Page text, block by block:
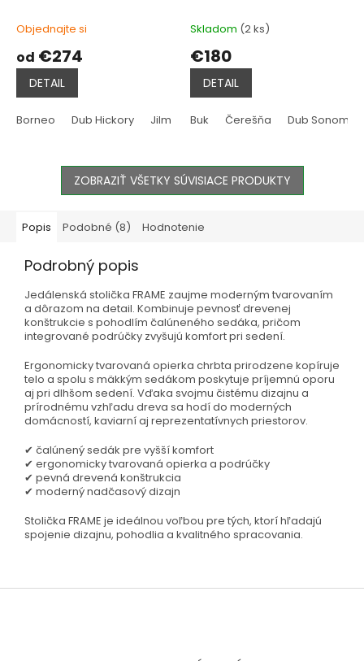
Priemerné
produktu
je
5,0
z
5
hviezdičiek.
Objednajte si
od €274
DETAIL
Borneo Dub Hickory Jilm Tossini Dub Gladstone Dub
Priemerné
produktu
je
5,0
z
5
hviezdičiek.
Skladom (2 ks)
€180
DETAIL
Buk Čerešňa Dub Sonoma
ZOBRAZIŤ VŠETKY SÚVISIACE PRODUKTY
Popis Podobné (8) Hodnotenie
Podrobný popis
Jedálenská stolička FRAME zaujme moderným tvarovaním
a dôrazom na detail. Kombinuje pevnosť drevenej
konštrukcie s pohodlím čalúneného sedáka, pričom
integrované podrúčky zvyšujú komfort pri sedení.
Ergonomicky tvarovaná opierka chrbta prirodzene kopíruje
telo a spolu s mäkkým sedákom poskytuje príjemnú oporu
aj pri dlhšom sedení. Vďaka svojmu čistému dizajnu a
prírodnému vzhľadu dreva sa hodí do moderných
domácností, kaviarní aj reprezentatívnych priestorov.
✔ čalúnený sedák pre vyšší komfort
✔ ergonomicky tvarovaná opierka a podrúčky
✔ pevná drevená konštrukcia
✔ moderný nadčasový dizajn
Stolička FRAME je ideálnou voľbou pre tých, ktorí hľadajú
spojenie dizajnu, pohodlia a kvalitného spracovania.
Z